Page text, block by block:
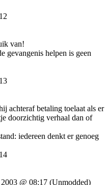
van!
gevangenis helpen is geen
achteraf betaling toelaat als er
doorzichtig verhaal dan of
iedereen denkt er genoeg
@ 08:17 (Unmodded)